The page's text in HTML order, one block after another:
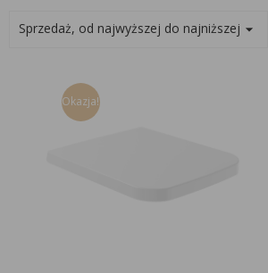
Sprzedaż, od najwyższej do najniższej arrow_drop_down
Okazja!